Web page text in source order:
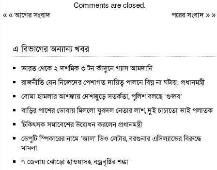
Comments are closed.
« «আগের সংবাদ পরের সংবাদ» »
এ বিভাগের অন্যান্য খবর
ভারত থেকে ২ দশমিক ৩ টন কাঁদুনে গ্যাস আমদানি
রাজনীতি যেন নিজেদের পেশাগত দায়িত্ব পালনে বিঘ্ন না ঘটায়: প্রধানমন্ত্রী
বোমা হামলার আশঙ্কায় দেশজুড়ে সতর্কতা, পুলিশ বলছে ‘গুজব’
বাড়ির পাশের ডোবায় মিললো যুবদল নেতার লাশ, দুই চাচাতো ভাই পলাতক
চিকিৎসক সমাবেশের উদ্বোধন করলেন প্রধানমন্ত্রী
ডেপুটি স্পিকারের নামে ‘জাল’ ডিও লেটার, বরগুনার এসিল্যান্ডের বিরুদ্ধে
মামলা
৭ জেলায় ঝোড়ো হাওয়াসহ বজ্রবৃষ্টির শঙ্কা